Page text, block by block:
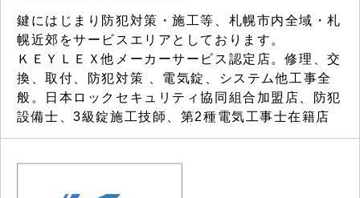
鍵にはじまり防犯対策・施工等、札幌市内全域・札
幌近郊をサービスエリアとしております。
ＫＥＹＬＥＸ他メーカーサービス認定店。修理、交
換、取付、防犯対策 、電気錠、システム他工事全
般。日本ロックセキュリティ協同組合加盟店、防犯
設備士、3級錠施工技師、第2種電気工事士在籍店